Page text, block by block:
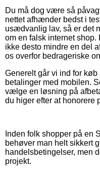
Du må dog være så
nettet afhænder bedst i
usædvanlig lav, så er det
om en falsk internet
ikke desto mindre en del
os overfor bedrageriske
Generelt går vi ind for
betalinger med mobilen.
vælge en løsning på
du higer efter at honorere
Inden folk shopper på en
behøver man helt sikkert
handelsbetingelser, men
projekt.